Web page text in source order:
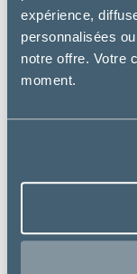
expérience,
personnalisées
notre offre. Votre
moment.